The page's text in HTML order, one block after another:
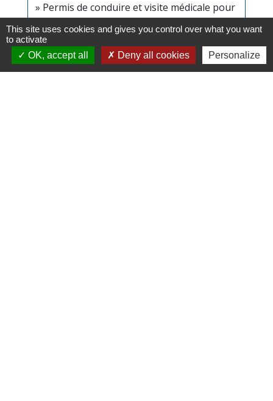
Permis de conduire et visite médicale pour
raisons de santé
Transports - Mobilité
Signaler une erreur sur cette page
This site uses cookies and gives you control over what you want
to activate
OK, accept all
Deny all cookies Personalize